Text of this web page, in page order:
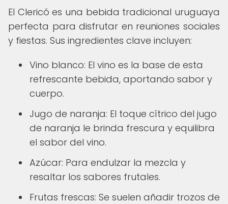
El Clericó es una bebida tradicional uruguaya
perfecta para disfrutar en reuniones sociales
y fiestas. Sus ingredientes clave incluyen:
Vino blanco: El vino es la base de esta
refrescante bebida, aportando sabor y
cuerpo.
Jugo de naranja: El toque cítrico del jugo
de naranja le brinda frescura y equilibra
el sabor del vino.
Azúcar: Para endulzar la mezcla y
resaltar los sabores frutales.
Frutas frescas: Se suelen añadir trozos de